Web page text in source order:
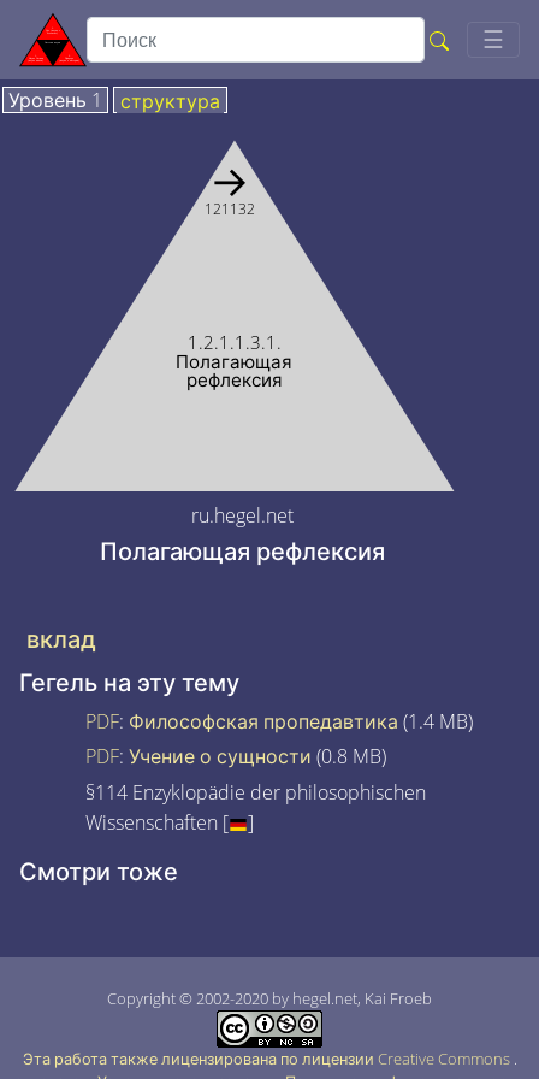
☰
Уровень 1 структура
1.2.1.1.3.1.
Полагающая
рефлексия
→
121132
ru.hegel.net
Полагающая рефлексия
вклад
Гегель на эту тему
PDF: Философская пропедавтика (1.4 MB)
PDF: Учение о сущности (0.8 MB)
§114 Enzyklopädie der philosophischen
Wissenschaften [
]
Смотри тоже
Copyright © 2002-2020 by hegel.net, Kai Froeb
Эта работа также лицензирована по лицензии Creative Commons .